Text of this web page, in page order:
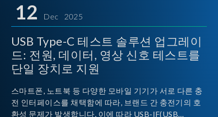
12 Dec 2025
USB Type-C 테스트 솔루션 업그레이
드: 전원, 데이터, 영상 신호 테스트를
단일 장치로 지원
스마트폰, 노트북 등 다양한 모바일 기기가 서로 다른 충
전 인터페이스를 채택함에 따라, 브랜드 간 충전기의 호
환성 문제가 발생합니다. 이에 따라 USB-IF(USB